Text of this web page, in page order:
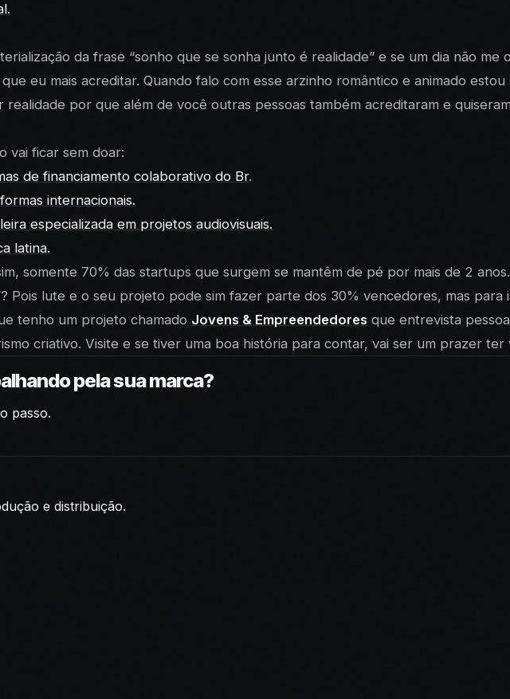
da frase “sonho que se sonha junto é realidade” e se um dia não
eu mais acreditar. Quando falo com esse arzinho romântico e animado
por que além de você outras pessoas também acreditaram e
vai ficar sem doar:
de financiamento colaborativo do Br.
internacionais.
especializada em projetos audiovisuais.
latina.
somente 70% das startups que surgem se mantêm de pé por mais de 2
Pois lute e o seu projeto pode sim fazer parte dos 30% vencedores, mas para
tenho um projeto chamado Jovens & Empreendedores que entrevista
criativo. Visite e se tiver uma boa história para contar, vai ser um prazer ter
pela sua marca?
passo.
e distribuição.